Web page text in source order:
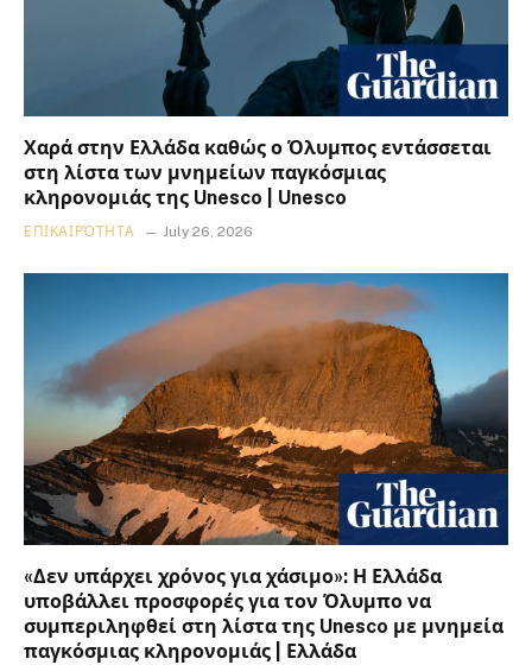
Χαρά στην Ελλάδα καθώς ο Όλυμπος εντάσσεται
στη λίστα των μνημείων παγκόσμιας
κληρονομιάς της Unesco | Unesco
ΕΠΙΚΑΙΡΌΤΗΤΑ July 26, 2026
«Δεν υπάρχει χρόνος για χάσιμο»: Η Ελλάδα
υποβάλλει προσφορές για τον Όλυμπο να
συμπεριληφθεί στη λίστα της Unesco με μνημεία
παγκόσμιας κληρονομιάς | Ελλάδα